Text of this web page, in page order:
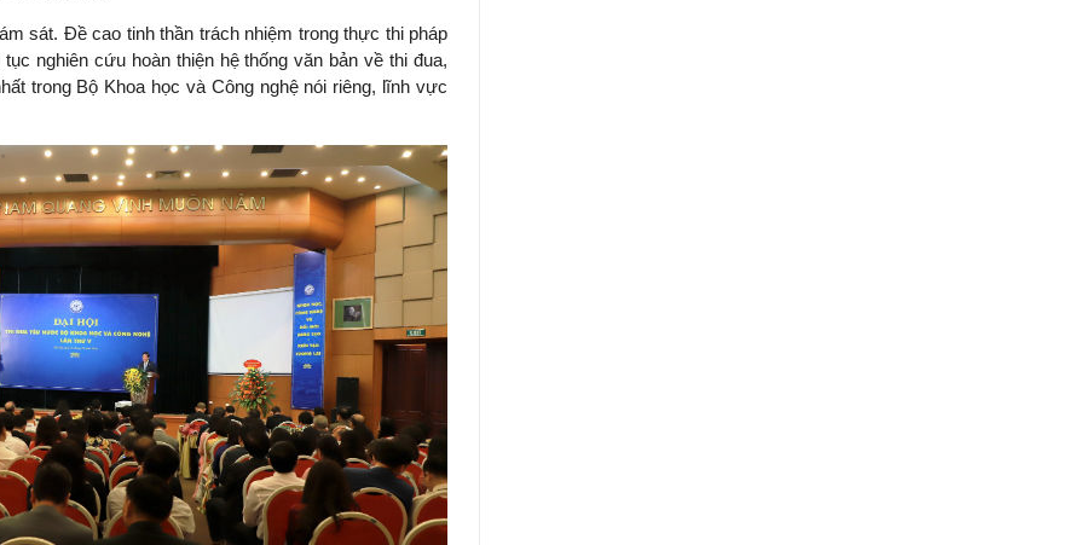
sát. Đề cao tinh thần trách nhiệm trong thực thi pháp
nghiên cứu hoàn thiện hệ thống văn bản về thi đua,
trong Bộ Khoa học và Công nghệ nói riêng, lĩnh vực